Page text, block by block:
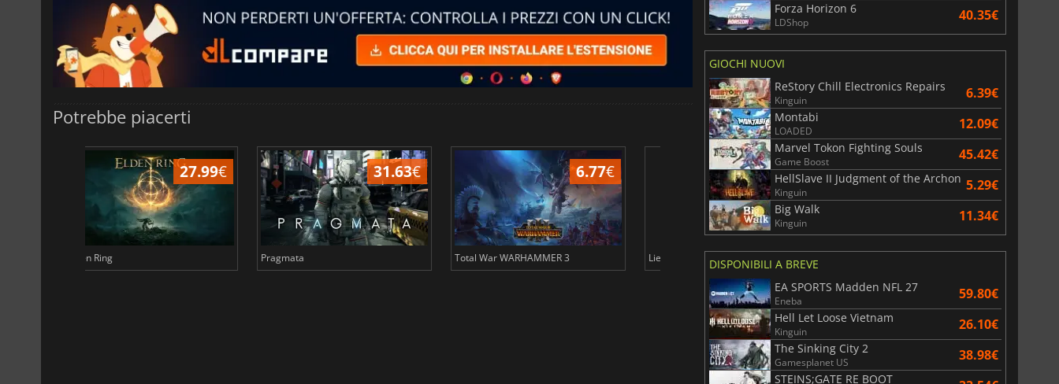
Potrebbe piacerti
6.77
Total War WARHAMMER 3
15.48
Lies Of P
31.34
METAL GEAR SOLID DELTA SNAKE EATER
20.14€
Civilization 7
20.61
Forza Horizon 6
LDShop 40.35€
GIOCHI NUOVI
ReStory Chill Electronics Repairs
Kinguin 6.39€
Montabi
LOADED 12.09€
Marvel Tokon Fighting Souls
Game Boost 45.42€
HellSlave II Judgment of the Archon
Kinguin 5.29€
Big Walk
Kinguin 11.34€
DISPONIBILI A BREVE
EA SPORTS Madden NFL 27
Eneba 59.80€
Hell Let Loose Vietnam
Kinguin 26.10€
The Sinking City 2
Gamesplanet US 38.98€
STEINS;GATE RE BOOT